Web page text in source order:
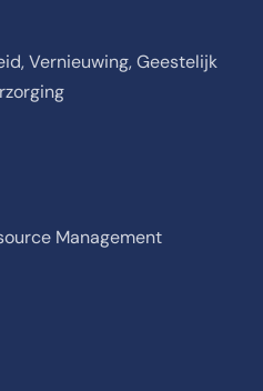
Vernieuwing, Geestelijk
Management